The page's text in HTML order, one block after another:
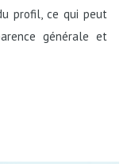
profil, ce qui peut
générale et